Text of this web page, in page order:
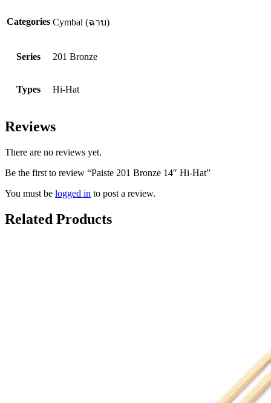
Categories Cymbal (ฉาบ)
Series 201 Bronze
Types Hi-Hat
Reviews
There are no reviews yet.
Be the first to review “Paiste 201 Bronze 14″ Hi-Hat”
You must be logged in to post a review.
Related Products